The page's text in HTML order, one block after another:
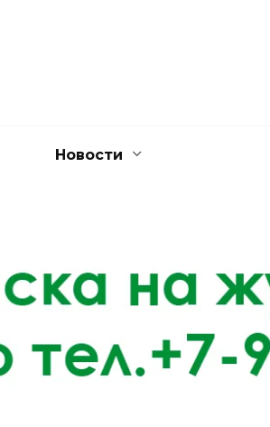
Новости